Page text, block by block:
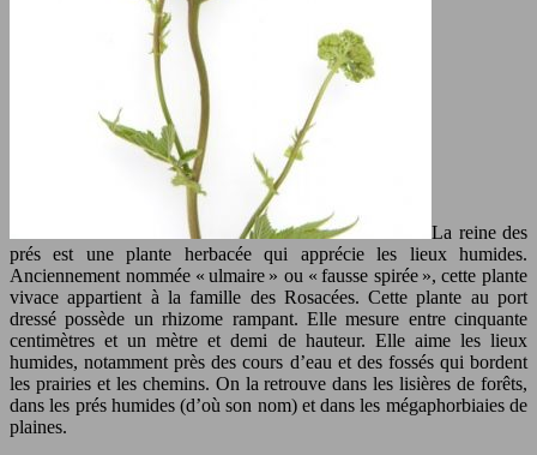
La reine des
prés est une plante herbacée qui apprécie les lieux humides.
Anciennement nommée « ulmaire » ou « fausse spirée », cette plante
vivace appartient à la famille des Rosacées. Cette plante au port
dressé possède un rhizome rampant. Elle mesure entre cinquante
centimètres et un mètre et demi de hauteur. Elle aime les lieux
humides, notamment près des cours d’eau et des fossés qui bordent
les prairies et les chemins. On la retrouve dans les lisières de forêts,
dans les prés humides (d’où son nom) et dans les mégaphorbiaies de
plaines.